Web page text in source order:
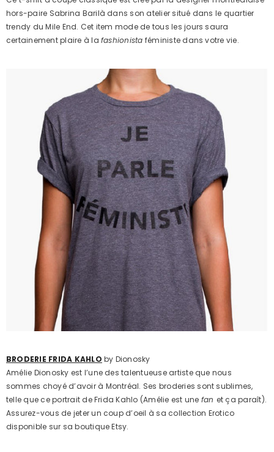
hors-paire Sabrina Barilà dans son atelier situé dans le quartier
trendy du Mile End. Cet item mode de tous les jours saura
certainement plaire à la fashionista féministe dans votre vie.
BRODERIE FRIDA KAHLO by Dionosky
Amélie Dionosky est l’une des talentueuse artiste que nous
sommes choyé d’avoir à Montréal. Ses broderies sont sublimes,
telle que ce portrait de Frida Kahlo (Amélie est une fan et ça paraît).
Assurez-vous de jeter un coup d’oeil à sa collection Erotico
disponible sur sa boutique Etsy.